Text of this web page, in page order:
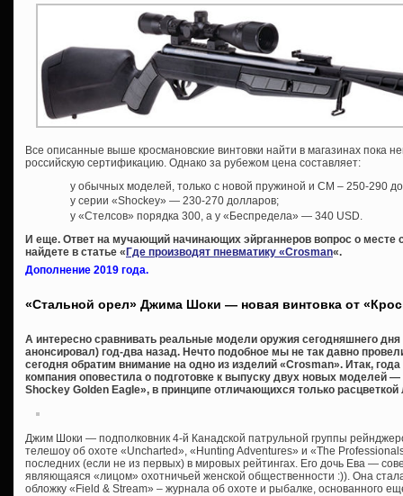
Все описанные выше кросмановские винтовки найти в магазинах пока
российскую сертификацию. Однако за рубежом цена составляет:
у обычных моделей, только с новой пружиной и СМ – 250-290
у серии «Shockey» — 230-270 долларов;
у «Стелсов» порядка 300, а у «Беспредела» — 340 USD.
И еще. Ответ на мучающий начинающих эйрганнеров вопрос о месте
найдете в статье «Где производят пневматику «Crosman«.
Дополнение 2019 года.
«Стальной орел» Джима Шоки — новая винтовка от
А интересно сравнивать реальные модели оружия сегодняшнего
анонсировал) год-два назад. Нечто подобное мы не так давно
сегодня обратим внимание на одно из изделий «Crosman». Итак,
компания оповестила о подготовке к выпуску двух новых моделей
Shockey Golden Eagle», в принципе отличающихся только расцветкой
Джим Шоки — подполковник 4-й Канадской патрульной группы
телешоу об охоте «Uncharted», «Hunting Adventures» и «The
последних (если не из первых) в мировых рейтингах. Его дочь Ева —
являющаяся «лицом» охотничьей женской общественности :)). Она
обложку «Field & Stream» – журнала об охоте и рыбалке, основанного